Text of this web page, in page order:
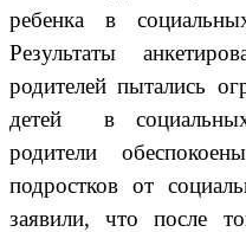
ребенка в
Результаты
родителей пытались
детей в
родители
подростков от
заявили, что после